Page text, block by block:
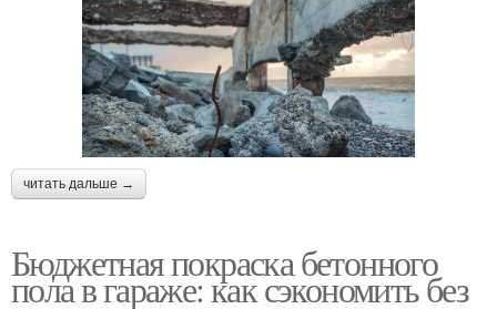
читать дальше →
Бюджетная покраска бетонного
пола в гараже: как сэкономить без